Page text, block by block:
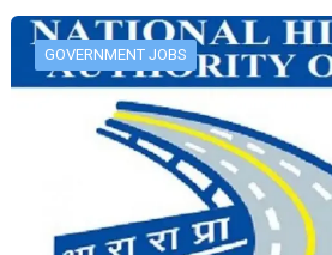
GOVERNMENT JOBS